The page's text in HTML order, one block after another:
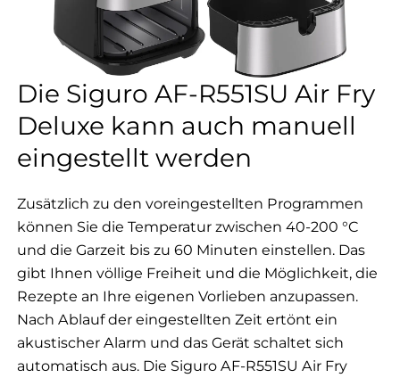
Die Siguro AF-R551SU Air Fry
Deluxe kann auch manuell
eingestellt werden
Zusätzlich zu den voreingestellten Programmen
können Sie die Temperatur zwischen 40-200 °C
und die Garzeit bis zu 60 Minuten einstellen. Das
gibt Ihnen völlige Freiheit und die Möglichkeit, die
Rezepte an Ihre eigenen Vorlieben anzupassen.
Nach Ablauf der eingestellten Zeit ertönt ein
akustischer Alarm und das Gerät schaltet sich
automatisch aus. Die Siguro AF-R551SU Air Fry